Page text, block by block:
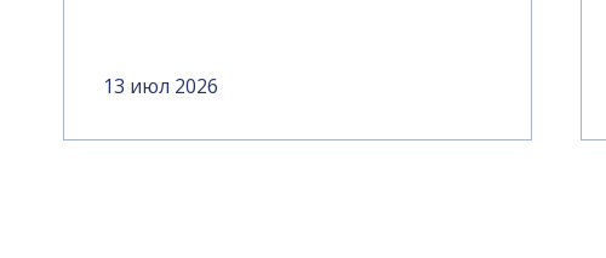
13 июл 2026